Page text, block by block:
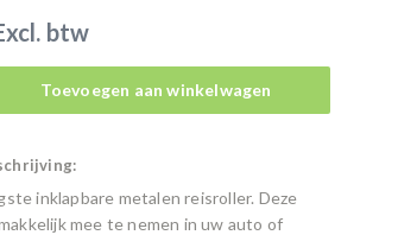
btw
Toevoegen aan winkelwagen
inklapbare metalen reisroller. Deze
mee te nemen in uw auto of